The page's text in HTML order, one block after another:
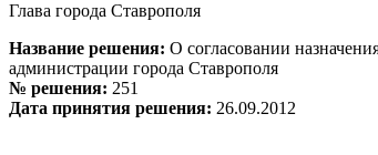
Глава города Ставрополя
Название решения: О согласовании
администрации города Ставрополя
№ решения: 251
Дата принятия решения: 26.09.2012